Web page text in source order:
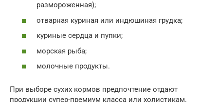
размороженная);
отварная куриная или индюшиная грудка;
куриные сердца и пупки;
морская рыба;
молочные продукты.
При выборе сухих кормов предпочтение отдают
продукции супер-премиум класса или холистикам.